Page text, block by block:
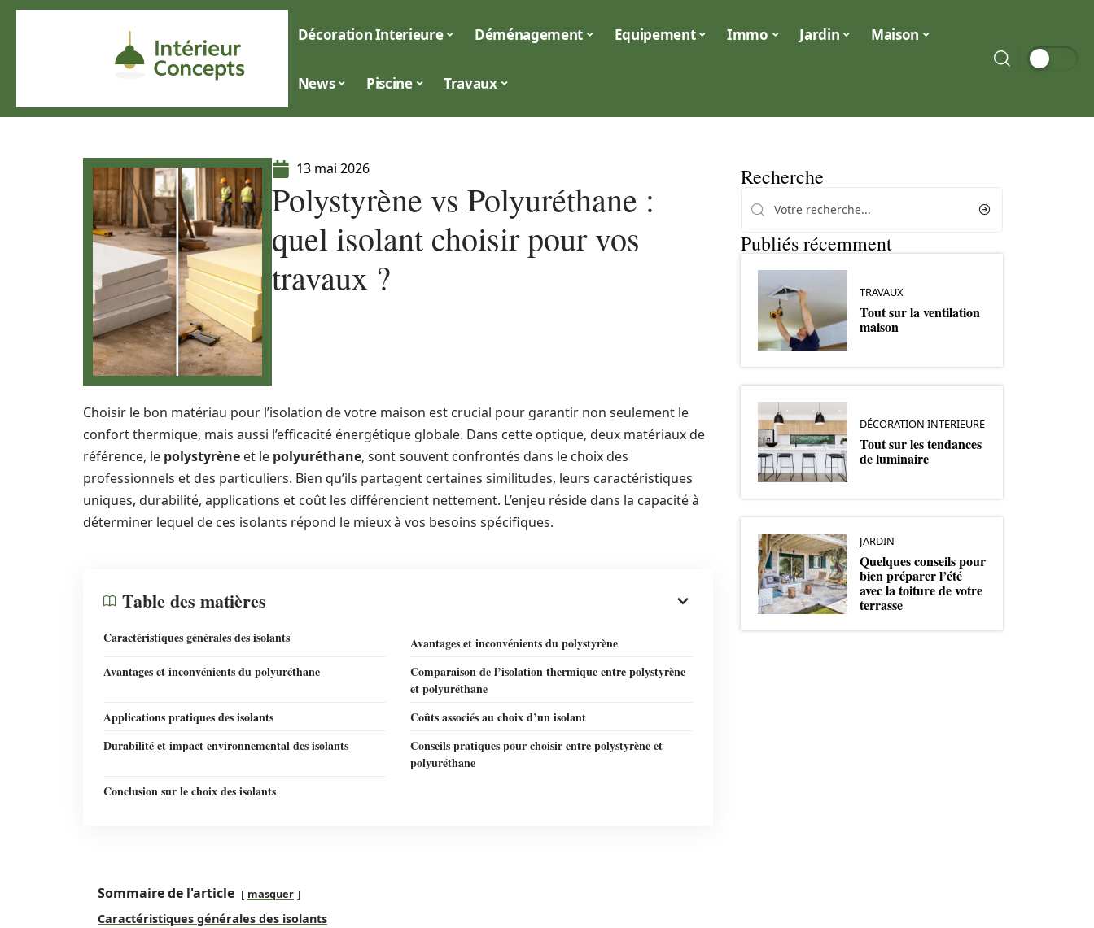
Décoration Interieure Déménagement Equipement Immo Jardin Maison
News Piscine Travaux
13 mai 2026
Polystyrène vs Polyuréthane :
quel isolant choisir pour vos
travaux ?
Choisir le bon matériau pour l’isolation de votre maison est crucial pour garantir non seulement le
confort thermique, mais aussi l’efficacité énergétique globale. Dans cette optique, deux matériaux de
référence, le polystyrène et le polyuréthane, sont souvent confrontés dans le choix des
professionnels et des particuliers. Bien qu’ils partagent certaines similitudes, leurs caractéristiques
uniques, durabilité, applications et coût les différencient nettement. L’enjeu réside dans la capacité à
déterminer lequel de ces isolants répond le mieux à vos besoins spécifiques.
Table des matières
Caractéristiques générales des isolants
Avantages et inconvénients du polystyrène
Avantages et inconvénients du polyuréthane
Comparaison de l’isolation thermique entre polystyrène
et polyuréthane
Applications pratiques des isolants
Coûts associés au choix d’un isolant
Durabilité et impact environnemental des isolants
Conseils pratiques pour choisir entre polystyrène et
polyuréthane
Conclusion sur le choix des isolants
Sommaire de l'article masquer
Caractéristiques générales des isolants
Recherche
Publiés récemment
TRAVAUX
Tout sur la ventilation
maison
DÉCORATION INTERIEURE
Tout sur les tendances
de luminaire
JARDIN
Quelques conseils pour
bien préparer l’été
avec la toiture de votre
terrasse